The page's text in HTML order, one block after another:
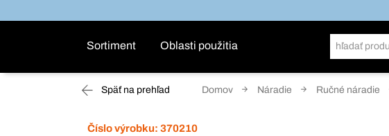
Sortiment Oblasti použitia
Späť na prehľad Domov Náradie Ručné náradie
Číslo výrobku: 370210